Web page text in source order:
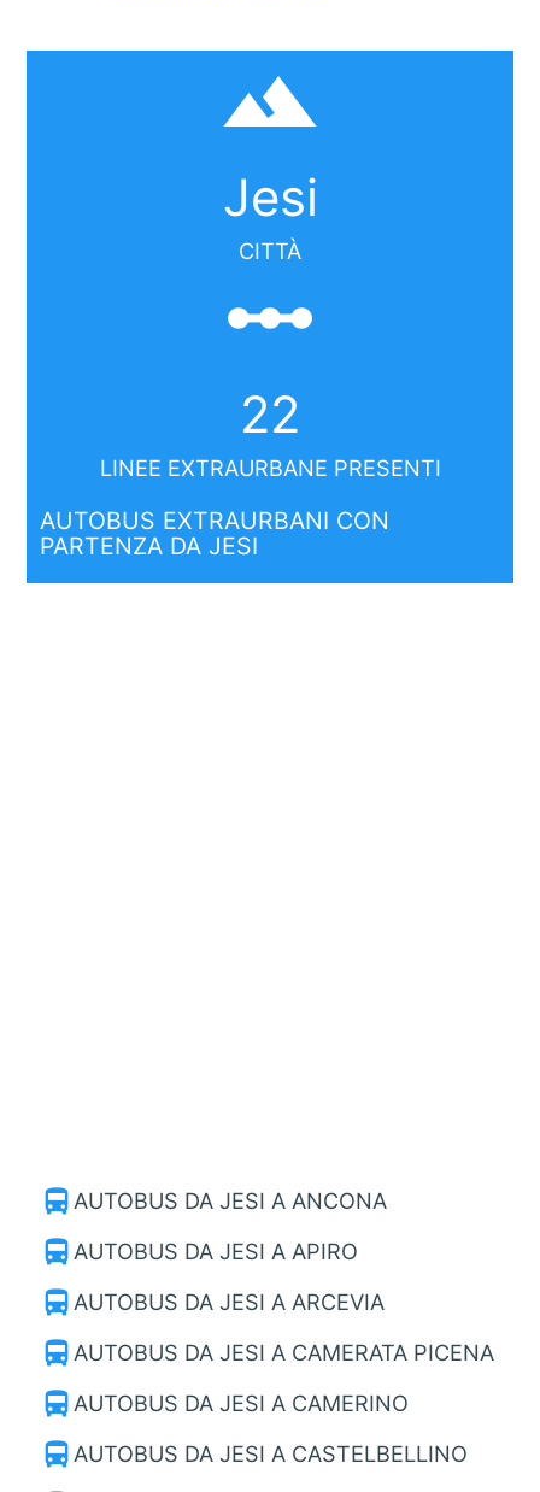
filter_hdr
Jesi
CITTÀ
linear_scale
22
LINEE EXTRAURBANE PRESENTI
AUTOBUS EXTRAURBANI CON
PARTENZA DA JESI
directions_bus AUTOBUS DA JESI A ANCONA
directions_bus AUTOBUS DA JESI A APIRO
directions_bus AUTOBUS DA JESI A ARCEVIA
directions_bus AUTOBUS DA JESI A CAMERATA PICENA
directions_bus AUTOBUS DA JESI A CAMERINO
directions_bus AUTOBUS DA JESI A CASTELBELLINO